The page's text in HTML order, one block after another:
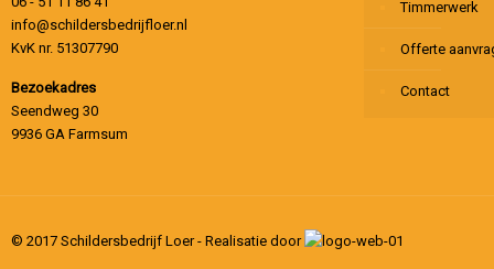
info@schildersbedrijfloer.nl
KvK nr. 51307790
Bezoekadres
Seendweg 30
9936 GA Farmsum
Timmerwerk
Offerte
Contact
© 2017 Schildersbedrijf Loer - Realisatie door